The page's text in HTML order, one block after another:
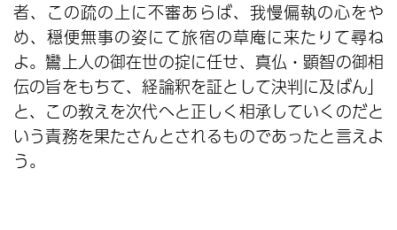
者、この疏の上に不審あらば、我慢偏執の心をや
め、穏便無事の姿にて旅宿の草庵に来たりて尋ね
よ。鸞上人の御在世の掟に任せ、真仏・顕智の御相
伝の旨をもちて、経論釈を証として決判に及ばん」
と、この教えを次代へと正しく相承していくのだと
いう責務を果たさんとされるものであったと言えよ
う。